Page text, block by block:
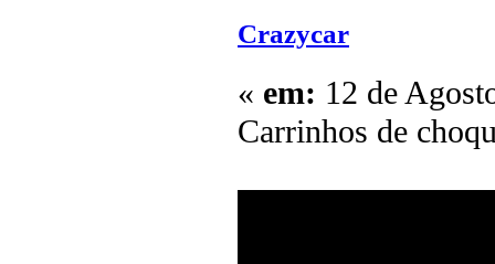
Crazycar
« em: 12 de
Carrinhos de